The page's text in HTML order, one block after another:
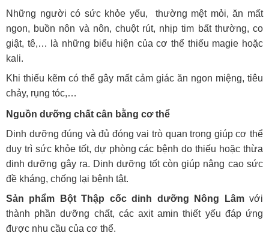
Những người có sức khỏe yếu, thường mệt mỏi, ăn mất
ngon, buồn nôn và nôn, chuột rút, nhịp tim bất thường, co
giật, tê,… là những biểu hiện của cơ thể thiếu magie hoặc
kali.
Khi thiếu kẽm có thể gây mất cảm giác ăn ngon miệng, tiêu
chảy, rụng tóc,…
Nguồn dưỡng chất cân bằng cơ thể
Dinh dưỡng đúng và đủ đóng vai trò quan trọng giúp cơ thể
duy trì sức khỏe tốt, dự phòng các bệnh do thiếu hoặc thừa
dinh dưỡng gây ra. Dinh dưỡng tốt còn giúp nâng cao sức
đề kháng, chống lại bệnh tật.
Sản phẩm Bột Thập cốc dinh dưỡng Nông Lâmvới
thành phần dưỡng chất, các axit amin thiết yếu đáp ứng
được nhu cầu của cơ thể.